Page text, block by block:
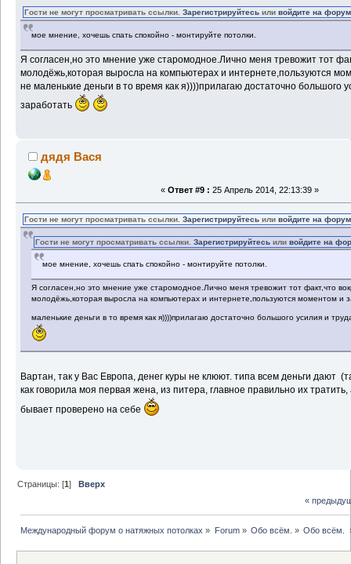
Гости не могут просматривать ссылки.Зарегистрируйтесь иливойдите на форум
мое мнение, хочешь спать спокойно - монтируйте потолки.
Я согласен,но это мнение уже старомодное.Лично меня тревожит тот
молодёжь,которая выросла на компьютерах и интернете,пользуются
не маленькие деньги в то время как я))))прилагаю достаточно большого
заработать
дядя Вася
« Ответ #9 : 25 Апрель 2014, 22:13:39 »
Гости не могут просматривать ссылки.Зарегистрируйтесь иливойдите на форум
Гости не могут просматривать ссылки.Зарегистрируйтесь иливойдите на
мое мнение, хочешь спать спокойно - монтируйте потолки.
Я согласен,но это мнение уже старомодное.Лично меня тревожит тот факт,что
молодёжь,которая выросла на компьютерах и интернете,пользуются моментом и
маленькие деньги в то время как я))))прилагаю достаточно большого усилия и
Вартан, так у Вас Европа, денег куры не клюют. типа всем деньги дают
как говорила моя первая жена, из питера, главное правильно их тратить,
бывает проверено на себе
Страницы: [1]
Вверх
«
Международный форум о натяжных потолках » Forum» Обо всём. » Обо всём.